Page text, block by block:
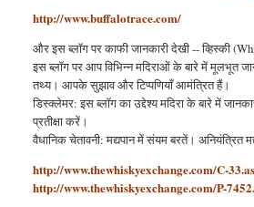
http://www.buffalotrace.com/
और इस ब्लॉग पर काफी जानकारी देखी -- व्हिस्की
इस ब्लॉग पर आप विभिन्न मदिराओं के बारे में मूलभूत
तथ्य। आपके सुझाव और टिप्पणियाँ आमंत्रित हैं।
डिस्क्लेमर: इस ब्लॉग का उद्देश्य मदिरा के बारे में
प्रतीक्षा करें।
वैधानिक चेतावनी: मद्यपान में संयम बरतें। अनियंत्रित
http://www.thewhiskyexchange.com/C-
http://www.thewhiskyexchange.com/P-